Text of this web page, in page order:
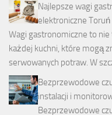
Najlepsze wagi
elektroniczne Toruń
Wagi gastronomiczne to
każdej kuchni, które mogą
serwowanych potraw. W
Bezprzewodowe
instalacji i
Bezprzewodowe